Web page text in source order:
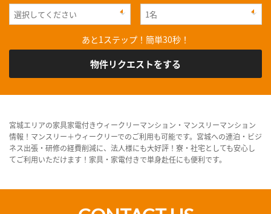
あと1ステップ！簡単30秒！
物件リクエストをする
宮城エリアの家具家電付きウィークリーマンション・マンスリーマンション
情報！マンスリー＋ウィークリーでのご利用も可能です。宮城への連泊・ビジ
ネス出張・研修の経費削減に、法人様にも大好評！寮・社宅としても安心し
てご利用いただけます！家具・家電付きで単身赴任にも便利です。